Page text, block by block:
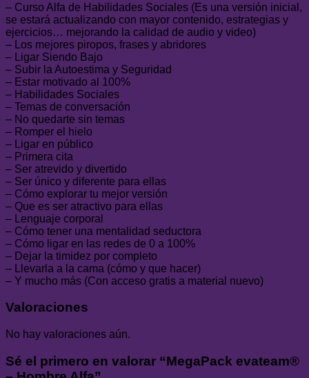
– Curso Alfa de Habilidades Sociales (Es una versión inicial,
se estará actualizando con mayor contenido, estrategias y
ejercicios… mejorando la calidad de audio y video)
– Los mejores piropos, frases y abridores
– Ligar Siendo Bajo
– Subir la Autoestima y Seguridad
– Estar motivado al 100%
– Habilidades Sociales
– Temas de conversación
– No quedarte sin temas
– Romper el hielo
– Ligar en público
– Primera cita
– Ser atrevido y divertido
– Ser único y diferente para ellas
– Cómo explorar tu mejor versión
– Que es ser atractivo para ellas
– Lenguaje corporal
– Cómo tener una mentalidad seductora
– Cómo ligar en las redes de 0 a 100%
– Dejar la timidez por completo
– Llevarla a la cama (cómo y que hacer)
– Y mucho más (Con acceso gratis a material nuevo)
Valoraciones
No hay valoraciones aún.
Sé el primero en valorar “MegaPack evateam®